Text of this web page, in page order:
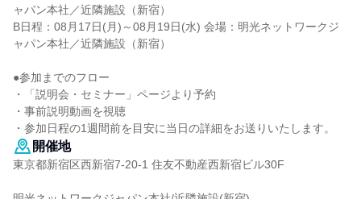
ャパン本社／近隣施設（新宿）
B日程：08月17日(月)～08月19日(水) 会場：明光ネットワークジ
ャパン本社／近隣施設（新宿）
●参加までのフロー
・「説明会・セミナー」ページより予約
・事前説明動画を視聴
・参加日程の1週間前を目安に当日の詳細をお送りいたします。
開催地
東京都新宿区西新宿7-20-1 住友不動産西新宿ビル30F